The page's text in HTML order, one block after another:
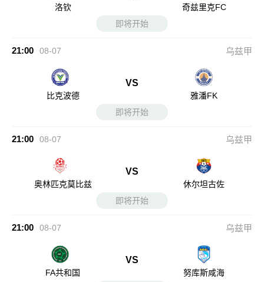
洛钦
奇兹里克FC
即将开始
21:00 08-07 乌兹甲
比克波德
VS
雅潘FK
即将开始
21:00 08-07 乌兹甲
奥林匹克莫比兹
VS
休尔坦古佐
即将开始
21:00 08-07 乌兹甲
FA共和国
VS
努库斯咸海